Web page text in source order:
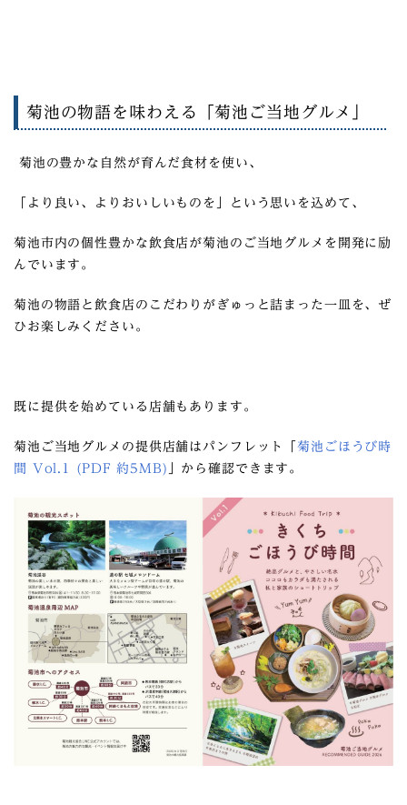
菊池の物語を味わえる「菊池ご当地グルメ」
菊池の豊かな自然が育んだ食材を使い、
「より良い、よりおいしいものを」という思いを込めて、
菊池市内の個性豊かな飲食店が菊池のご当地グルメを開発に励
んでいます。
菊池の物語と飲食店のこだわりがぎゅっと詰まった一皿を、ぜ
ひお楽しみください。
既に提供を始めている店舗もあります。
菊池ご当地グルメの提供店舗はパンフレット「菊池ごほうび時
間 Vol.1 (PDF 約5MB)
」から確認できます。